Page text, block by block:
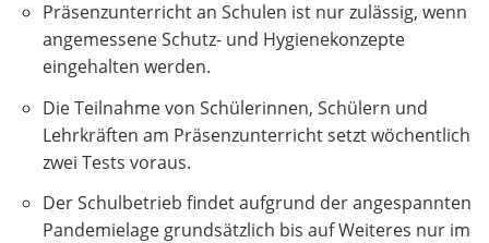
Präsenzunterricht an Schulen ist nur zulässig, wenn
angemessene Schutz- und Hygienekonzepte
eingehalten werden.
Die Teilnahme von Schülerinnen, Schülern und
Lehrkräften am Präsenzunterricht setzt wöchentlich
zwei Tests voraus.
Der Schulbetrieb findet aufgrund der angespannten
Pandemielage grundsätzlich bis auf Weiteres nur im